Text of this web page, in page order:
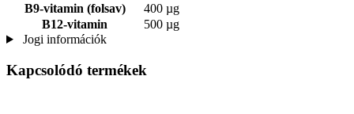
B9-vitamin (folsav)
400 µg
B12-vitamin
500 µg
Jogi információk
Kapcsolódó termékek